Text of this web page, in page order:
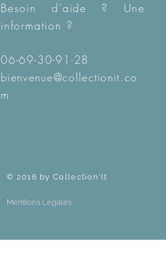
Besoin d'aide ? Une
information ?
06-69-30-91-28
bienvenue@collectionit.co
m
© 2016 by Collection'It
Mentions Légales